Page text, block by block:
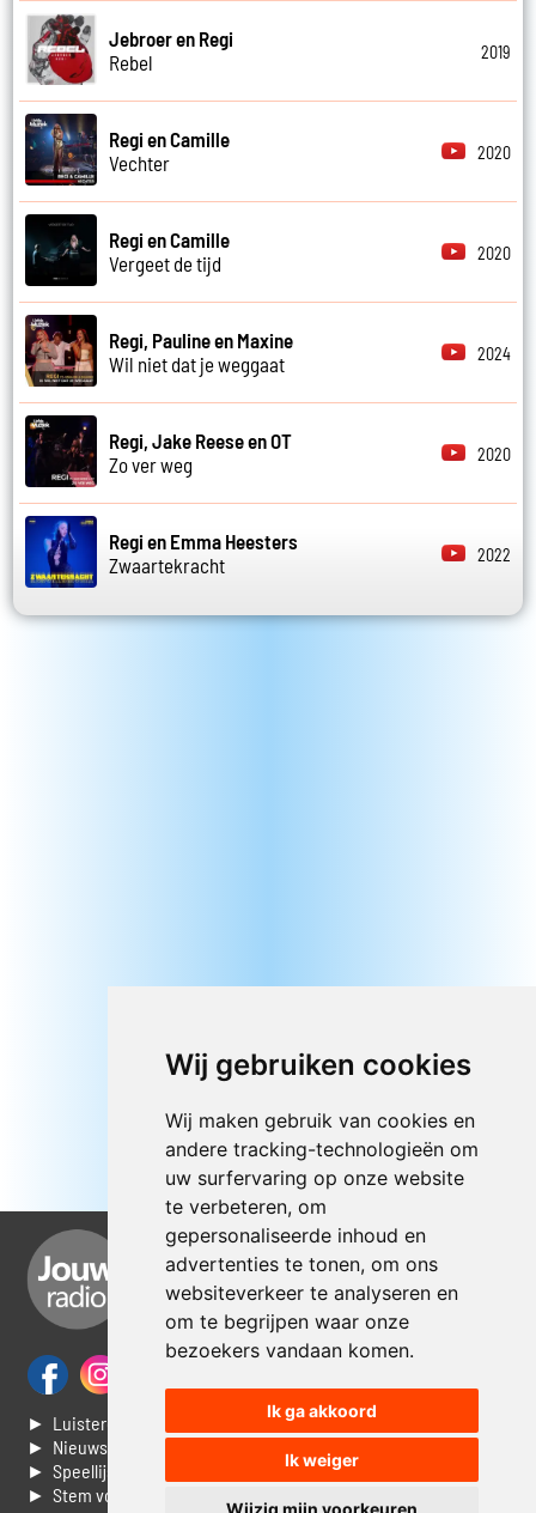
Wij gebruiken cookies
Wij maken gebruik van cookies en
andere tracking-technologieën om
uw surfervaring op onze website
te verbeteren, om
gepersonaliseerde inhoud en
advertenties te tonen, om ons
websiteverkeer te analyseren en
om te begrijpen waar onze
bezoekers vandaan komen.
Ik ga akkoord
Ik weiger
Wijzig mijn voorkeuren
Jebroer en Regi
Rebel
2019
Regi en Camille
Vechter
2020
Regi en Camille
Vergeet de tijd
2020
Regi, Pauline en Maxine
Wil niet dat je weggaat
2024
Regi, Jake Reese en OT
Zo ver weg
2020
Regi en Emma Heesters
Zwaartekracht
2022
► Luisteren naar Jouwradio
► Nieuws
► Speellijst
► Stem voor de Dag top 3